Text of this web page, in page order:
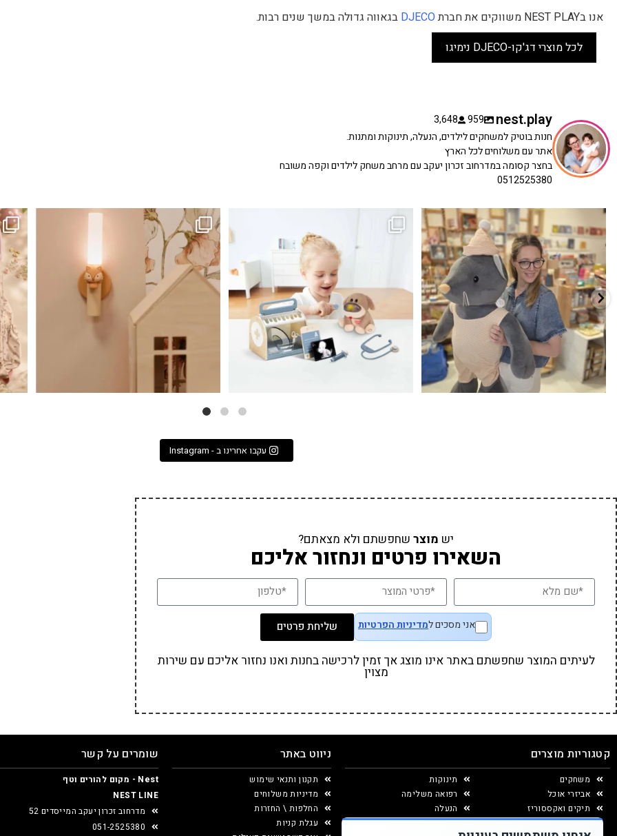
אנו בNEST PLAY משווקים את חברת
DJECO בגאווה גדולה במשך שנים רבות.
לכל מוצרי דג'קו-DJECO נימיגו
nest.play
959
3,648
חנות בוטיק למשחקים לילדים, הנעלה, תינוקות ומתנות.
אתר עם משלוחים לכל הארץ
בחצר קסומה במדרחוב זכרון יעקב עם מרחב משחק לילדים וקפה משובח
0512525380
גם פריט עיצובי לחדר, גם מנורת לילה מרגיעה, וגם...
0
7 0
כשפתחתי את החנות חלמתי ליצור מקום שהייתי
שמחה
39 16
עקבו אחרינו ב - Instagram
יש מוצר שחפשתם ולא מצאתם?
השאירו פרטים ונחזור אליכם
אני מסכים למדיניות הפרטיות שליחת פרטים
לעיתים המוצר שחפשתם באתר אינו מוצג אך זמין לרכישה בחנות ואנו נחזור אליכם עם שירות
מצוין
קטגוריות מוצרים
משחקים
אביזרי אוכל
תיקים ואקססוריז
יצירה ומוצרי נייר
תינוקות
רפואה משלימה
הנעלה
ניווט באתר
תקנון ותנאי שימוש
מדיניות משלוחים
החלפות \ החזרות
עגלת קניות
שומרים על קשר
Nest - מקום להורים וטף
NEST LINE
מדרחוב זכרון יעקב המייסדים 52
051-2525380